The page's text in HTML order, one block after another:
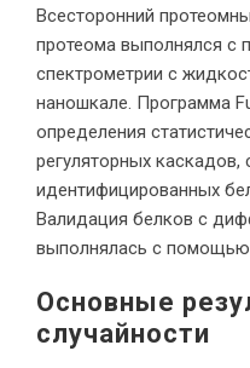
Всесторонний
протеома выполнялся
спектрометрии с
наношкале. Программа
определения
регуляторных каскадов,
идентифицированных
Валидация белков с
выполнялась с помощью
Основные
случайности